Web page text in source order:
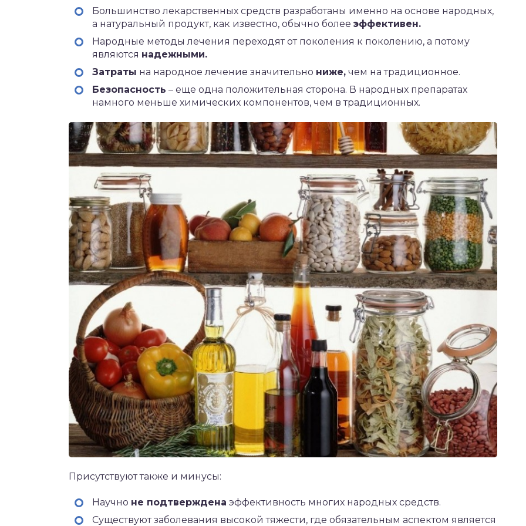
Большинство лекарственных средств разработаны именно на основе народных,
а натуральный продукт, как известно, обычно более эффективен.
Народные методы лечения переходят от поколения к поколению, а потому
являются надежными.
Затраты на народное лечение значительно ниже, чем на традиционное.
Безопасность – еще одна положительная сторона. В народных препаратах
намного меньше химических компонентов, чем в традиционных.
Присутствуют также и минусы:
Научно не подтверждена эффективность многих народных средств.
Существуют заболевания высокой тяжести, где обязательным аспектом является